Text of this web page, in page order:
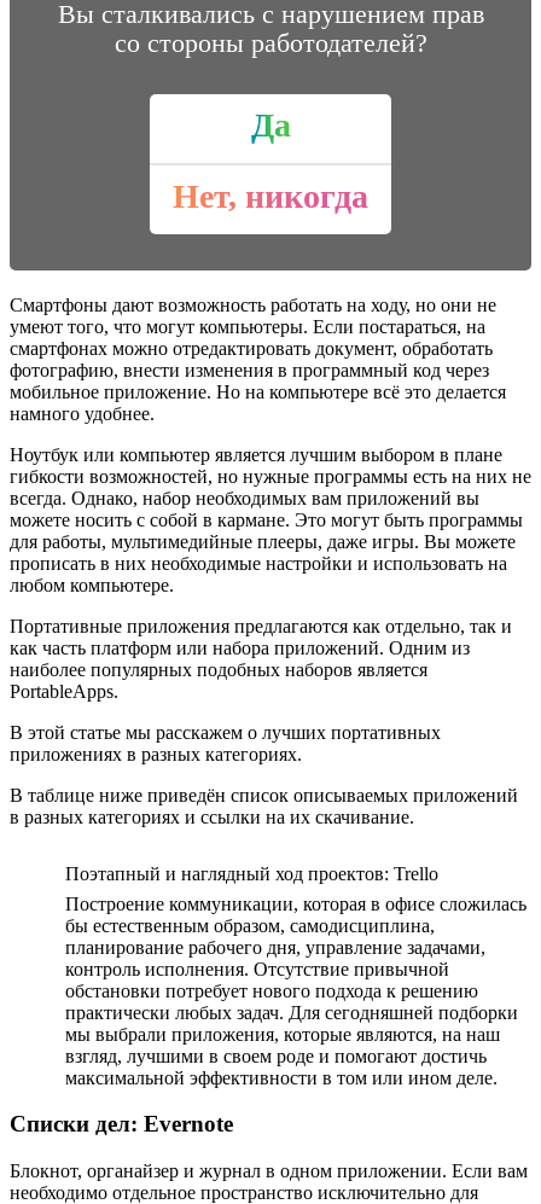
Вы сталкивались с нарушением прав
со стороны работодателей?
Да
Нет, никогда
Смартфоны дают возможность работать на ходу, но они не
умеют того, что могут компьютеры. Если постараться, на
смартфонах можно отредактировать документ, обработать
фотографию, внести изменения в программный код через
мобильное приложение. Но на компьютере всё это делается
намного удобнее.
Ноутбук или компьютер является лучшим выбором в плане
гибкости возможностей, но нужные программы есть на них не
всегда. Однако, набор необходимых вам приложений вы
можете носить с собой в кармане. Это могут быть программы
для работы, мультимедийные плееры, даже игры. Вы можете
прописать в них необходимые настройки и использовать на
любом компьютере.
Портативные приложения предлагаются как отдельно, так и
как часть платформ или набора приложений. Одним из
наиболее популярных подобных наборов является
PortableApps.
В этой статье мы расскажем о лучших портативных
приложениях в разных категориях.
В таблице ниже приведён список описываемых приложений
в разных категориях и ссылки на их скачивание.
Поэтапный и наглядный ход проектов: Trello
Построение коммуникации, которая в офисе сложилась
бы естественным образом, самодисциплина,
планирование рабочего дня, управление задачами,
контроль исполнения. Отсутствие привычной
обстановки потребует нового подхода к решению
практически любых задач. Для сегодняшней подборки
мы выбрали приложения, которые являются, на наш
взгляд, лучшими в своем роде и помогают достичь
максимальной эффективности в том или ином деле.
Списки дел: Evernote
Блокнот, органайзер и журнал в одном приложении. Если вам
необходимо отдельное пространство исключительно для